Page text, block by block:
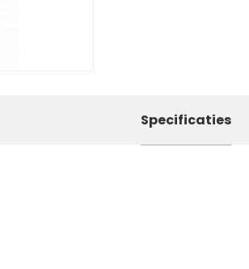
Specificaties